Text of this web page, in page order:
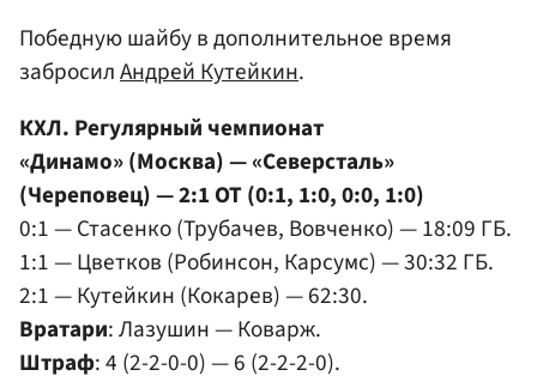
Победную шайбу в дополнительное время
забросилАндрей Кутейкин.
КХЛ. Регулярный чемпионат
«Динамо» (Москва) — «Северсталь»
(Череповец) — 2:1 ОТ (0:1, 1:0, 0:0, 1:0)
0:1 — Стасенко (Трубачев, Вовченко) — 18:09 ГБ.
1:1 — Цветков (Робинсон, Карсумс) — 30:32 ГБ.
2:1 — Кутейкин (Кокарев) — 62:30.
Вратари: Лазушин — Коварж.
Штраф: 4 (2-2-0-0) — 6 (2-2-2-0).